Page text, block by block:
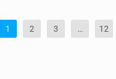
1 2 3 … 12